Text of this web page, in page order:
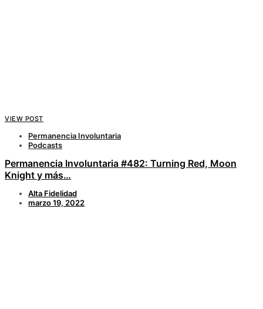
VIEW POST
Permanencia Involuntaria
Podcasts
Permanencia Involuntaria #482: Turning Red, Moon
Knight y más…
Alta Fidelidad
marzo 19, 2022